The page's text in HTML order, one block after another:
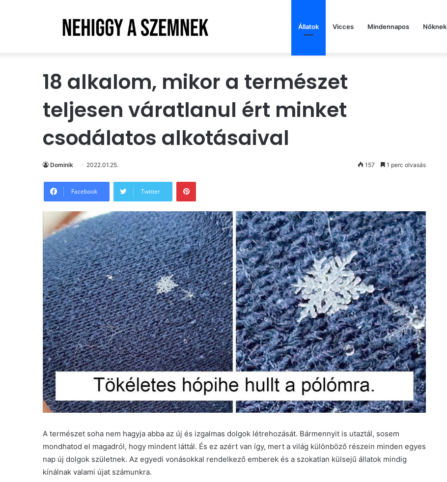
Állatok Vicces Mindennapos Nőknek
18 alkalom, mikor a természet
teljesen váratlanul ért minket
csodálatos alkotásaival
Dominik 2022.01.25. 157 1 perc olvasás
Facebook Twitter
Pinterest
A természet soha nem hagyja abba az új és izgalmas dolgok létrehozását. Bármennyit is utaztál, sosem
mondhatod el magadról, hogy mindent láttál. És ez azért van így, mert a világ különböző részein minden egyes
nap új dolgok születnek. Az egyedi vonásokkal rendelkező emberek és a szokatlan külsejű állatok mindig
kínálnak valami újat számunkra.